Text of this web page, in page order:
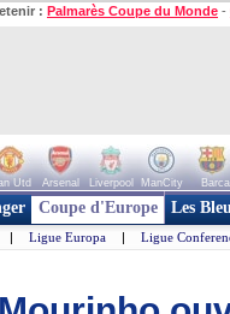
: Palmarès Coupe du Monde -
Utd Arsenal Liverpool ManCity Barca
Coupe d'Europe Les
| Ligue Europa | Ligue